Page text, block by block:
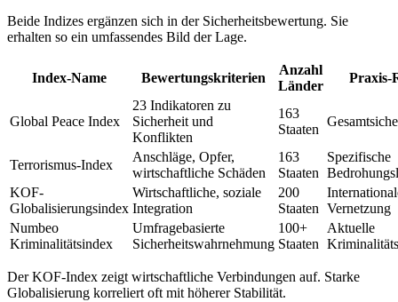
Beide Indizes ergänzen sich in der Sicherheitsbewertung. Sie
erhalten so ein umfassendes Bild der Lage.
Index-Name Bewertungskriterien
Anzahl
Länder
Praxis-
Global Peace Index
23 Indikatoren zu
Sicherheit und
Konflikten
163
Staaten
Terrorismus-Index
Anschläge, Opfer,
wirtschaftliche Schäden
163
Staaten
Spezifische
KOF-
Globalisierungsindex
Wirtschaftliche, soziale
Integration
200
Staaten Vernetzung
Numbeo
Kriminalitätsindex
Umfragebasierte
Sicherheitswahrnehmung
100+
Staaten
Aktuelle
Der KOF-Index zeigt wirtschaftliche Verbindungen auf. Starke
Globalisierung korreliert oft mit höherer Stabilität.